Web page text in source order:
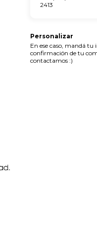
2413
Personalizar
En ese caso, mandá
confirmación de tu
contactamos :)